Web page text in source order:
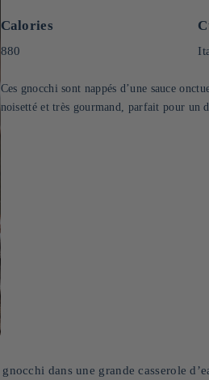
Calories
880
Ces gnocchi sont nappés d’une sauce
noisetté et très gourmand, parfait pour un
dans une grande casserole